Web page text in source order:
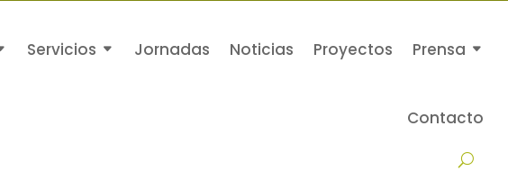
Servicios Jornadas Noticias Proyectos Prensa
Contacto